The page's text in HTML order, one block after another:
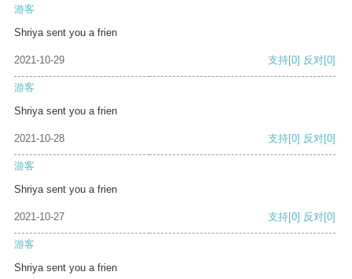
游客
Shriya sent you a frien
2021-10-29 支持[0] 反对[0]
游客
Shriya sent you a frien
2021-10-28 支持[0] 反对[0]
游客
Shriya sent you a frien
2021-10-27 支持[0] 反对[0]
游客
Shriya sent you a frien